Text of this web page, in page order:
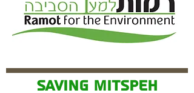
SAVING MITSPEH